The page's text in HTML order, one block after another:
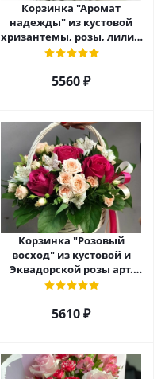
Корзинка "Аромат
надежды" из кустовой
хризантемы, розы, лилий
и эустомы. арт. 7751
5560 ₽
Корзинка "Розовый
восход" из кустовой и
Эквадорской розы арт.
5520
5610 ₽